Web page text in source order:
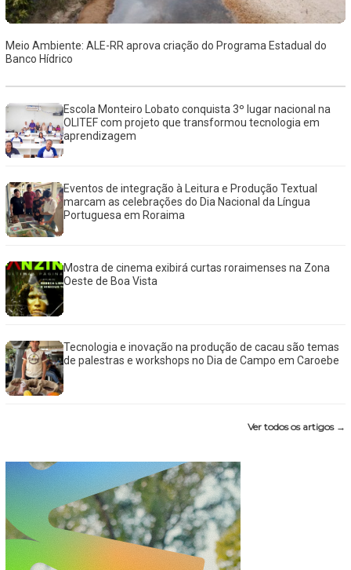
Meio Ambiente: ALE-RR aprova criação do Programa Estadual do
Banco Hídrico
Escola Monteiro Lobato conquista 3º lugar nacional na
OLITEF com projeto que transformou tecnologia em
aprendizagem
Eventos de integração à Leitura e Produção Textual
marcam as celebrações do Dia Nacional da Língua
Portuguesa em Roraima
Mostra de cinema exibirá curtas roraimenses na Zona
Oeste de Boa Vista
Tecnologia e inovação na produção de cacau são temas
de palestras e workshops no Dia de Campo em Caroebe
Ver todos os artigos →